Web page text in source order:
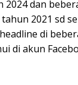
2024 dan
2021 sd
di
di akun